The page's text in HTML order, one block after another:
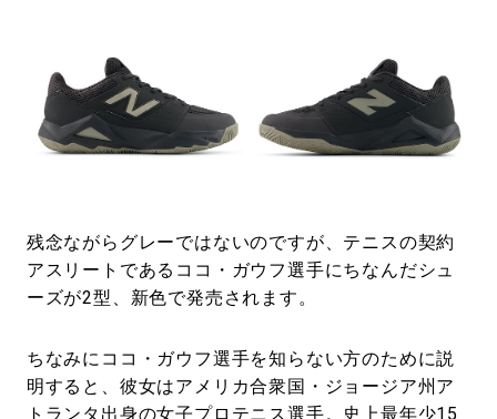
残念ながらグレーではないのですが、テニスの契約
アスリートであるココ・ガウフ選手にちなんだシュ
ーズが2型、新色で発売されます。
ちなみにココ・ガウフ選手を知らない方のために説
明すると、彼女はアメリカ合衆国・ジョージア州ア
トランタ出身の女子プロテニス選手。史上最年少15